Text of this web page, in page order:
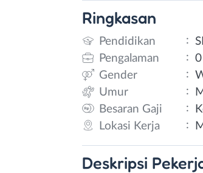
Ringkasan
Pendidikan :
Pengalaman
:
Gender
:
Umur
:
Besaran Gaji
:
Lokasi Kerja
:
Deskripsi